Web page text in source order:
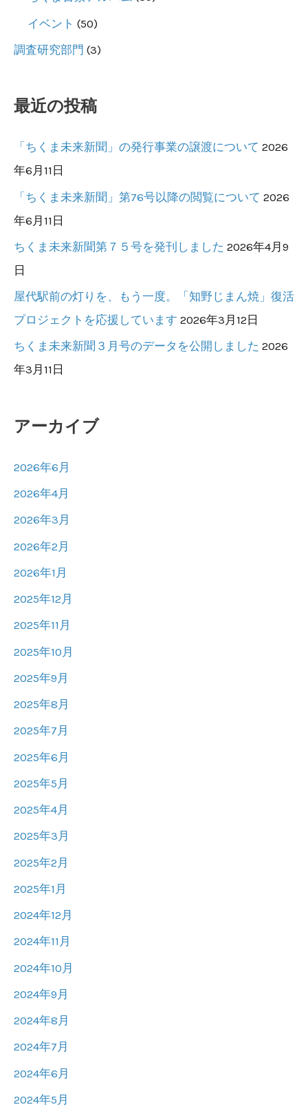
イベント (50)
調査研究部門 (3)
最近の投稿
「ちくま未来新聞」の発行事業の譲渡について 2026
年6月11日
「ちくま未来新聞」第76号以降の閲覧について 2026
年6月11日
ちくま未来新聞第７５号を発刊しました 2026年4月9
日
屋代駅前の灯りを、もう一度。「知野じまん焼」復活
プロジェクトを応援しています 2026年3月12日
ちくま未来新聞３月号のデータを公開しました 2026
年3月11日
アーカイブ
2026年6月
2026年4月
2026年3月
2026年2月
2026年1月
2025年12月
2025年11月
2025年10月
2025年9月
2025年8月
2025年7月
2025年6月
2025年5月
2025年4月
2025年3月
2025年2月
2025年1月
2024年12月
2024年11月
2024年10月
2024年9月
2024年8月
2024年7月
2024年6月
2024年5月